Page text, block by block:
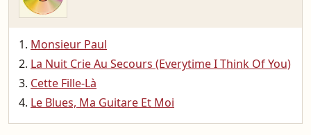
Monsieur Paul
La Nuit Crie Au Secours (Everytime I Think Of You)
Cette Fille-Là
Le Blues, Ma Guitare Et Moi